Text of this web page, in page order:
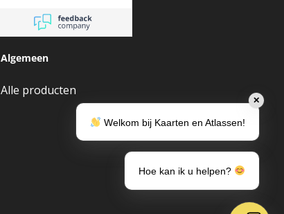
Algemeen
Alle producten
✕
Welkom bij Kaarten en Atlassen!
Hoe kan ik u helpen?